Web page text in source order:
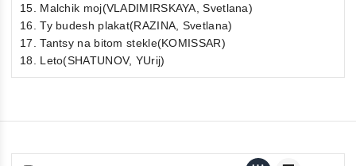
15. Malchik moj(VLADIMIRSKAYA, Svetlana)
16. Ty budesh plakat(RAZINA, Svetlana)
17. Tantsy na bitom stekle(KOMISSAR)
18. Leto(SHATUNOV, YUrij)